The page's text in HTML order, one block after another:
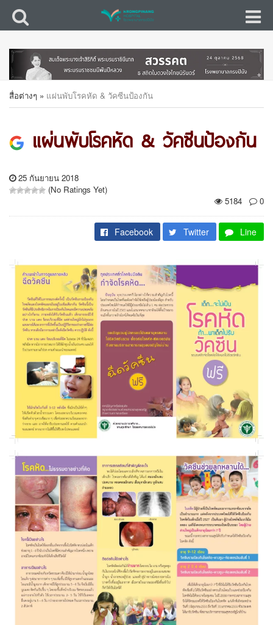
สื่อต่างๆ » แผ่นพับโรคหัด & วัคซีนป้องกัน
แผ่นพับโรคหัด & วัคซีนป้องกัน
25 กันยายน 2018
(No Ratings Yet)
5184
0
Facebook Twitter Line